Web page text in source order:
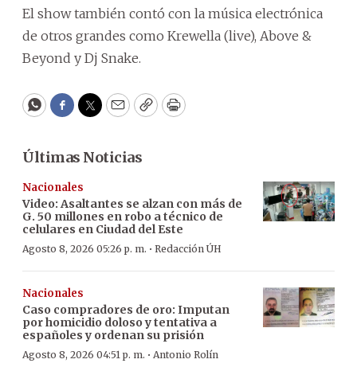
El show también contó con la música electrónica
de otros grandes como Krewella (live), Above &
Beyond y Dj Snake.
WhatsApp
Facebook
Twitter
EmailCopyPrint
Últimas Noticias
Nacionales
Video: Asaltantes se alzan con más de
G. 50 millones en robo a técnico de
celulares en Ciudad del Este
Agosto 8, 2026 05:26 p. m. · Redacción ÚH
Nacionales
Caso compradores de oro: Imputan
por homicidio doloso y tentativa a
españoles y ordenan su prisión
Agosto 8, 2026 04:51 p. m. · Antonio Rolín